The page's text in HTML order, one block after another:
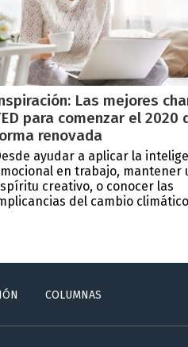
Las mejores
para comenzar el 2020
renovada
ayudar a aplicar la
en trabajo, mantener
creativo, o conocer las
del cambio
COLUMNAS